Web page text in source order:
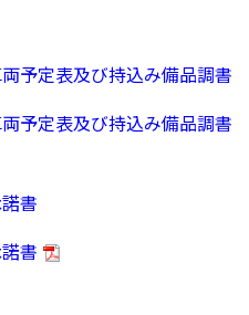
予定表及び持込み備品調書
予定表及び持込み備品調書
書
書